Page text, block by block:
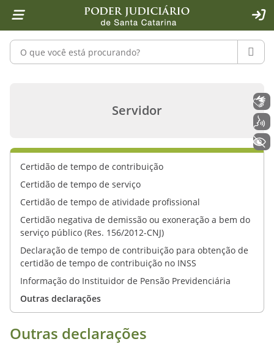
1 Ir para o conteúdo
2 Ir para a ferramenta de acessibilidade - Rybená
4 Ir para o menu principal
5 Ir para a pesquisa
6 Ir para o rodapé
7 Ir para a página inicial
Pesquisar no portal
Outras declarações - Servidor -
Servidor
Certidão de tempo de contribuição
Certidão de tempo de serviço
Certidão de tempo de atividade profissional
Certidão negativa de demissão ou exoneração a bem do
serviço público (Res. 156/2012-CNJ)
Declaração de tempo de contribuição para obtenção de
certidão de tempo de contribuição no INSS
Informação do Instituidor de Pensão Previdenciária
Outras declarações
Outras declarações